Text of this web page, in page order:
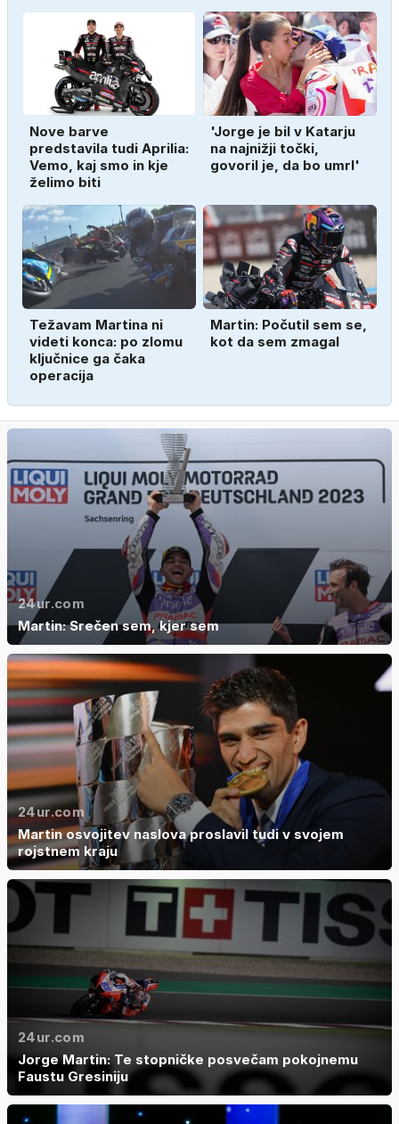
Nove barve
predstavila tudi Aprilia:
Vemo, kaj smo in kje
želimo biti
'Jorge je bil v Katarju
na najnižji točki,
govoril je, da bo umrl'
Težavam Martina ni
videti konca: po zlomu
ključnice ga čaka
operacija
Martin: Počutil sem se,
kot da sem zmagal
24ur.com
Martin: Srečen sem, kjer sem
24ur.com
Martin osvojitev naslova proslavil tudi v svojem
rojstnem kraju
24ur.com
Jorge Martin: Te stopničke posvečam pokojnemu
Faustu Gresiniju